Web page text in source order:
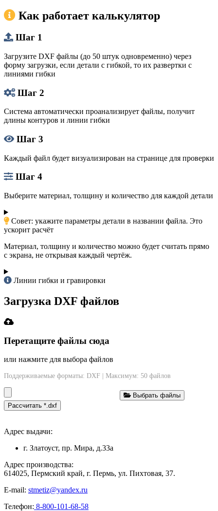
Как работает калькулятор
Шаг 1
Загрузите DXF файлы (до 50 штук одновременно) через
форму загрузки, если детали с гибкой, то их развертки с
линиями гибки
Шаг 2
Система автоматически проанализирует файлы, получит
длины контуров и линии гибки
Шаг 3
Каждый файл будет визуализирован на странице для проверки
Шаг 4
Выберите материал, толщину и количество для каждой детали
Совет: укажите параметры детали в названии файла. Это
ускорит расчёт
Материал, толщину и количество можно будет считать прямо
с экрана, не открывая каждый чертёж.
Линии гибки и гравировки
Загрузка DXF файлов
Перетащите файлы сюда
или нажмите для выбора файлов
Поддерживаемые форматы: DXF | Максимум: 50 файлов
Выбрать файлы
Рассчитать *.dxf
Адрес выдачи:
г. Златоуст, пр. Мира, д.33а
Адрес производства:
614025, Пермский край, г. Пермь, ул. Пихтовая, 37.
E-mail: stmetiz@yandex.ru
Телефон: 8-800-101-68-58